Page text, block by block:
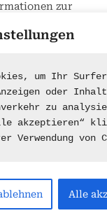
um Ihr
oder
zu
akzeptieren“
Verwendung von
Alle
zur